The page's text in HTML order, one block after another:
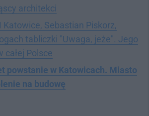
architekci
Katowice, Sebastian Piskorz,
tabliczki "Uwaga, jeże". Jego
całej Polsce
powstanie w Katowicach. Miasto
na budowę